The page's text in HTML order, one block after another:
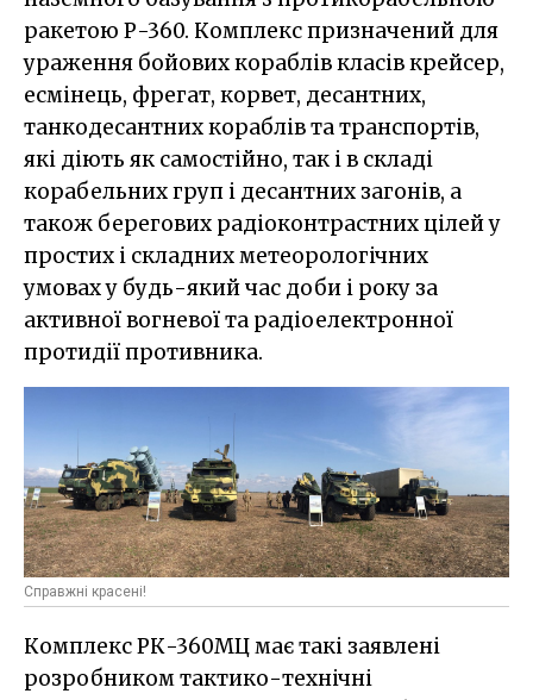
ракетою Р-360. Комплекс призначений для
ураження бойових кораблів класів крейсер,
есмінець, фрегат, корвет, десантних,
танкодесантних кораблів та транспортів,
які діють як самостійно, так і в складі
корабельних груп і десантних загонів, а
також берегових радіоконтрастних цілей у
простих і складних метеорологічних
умовах у будь-який час доби і року за
активної вогневої та радіоелектронної
протидії противника.
Справжні красені!
Комплекс РК-360МЦ має такі заявлені
розробником тактико-технічні